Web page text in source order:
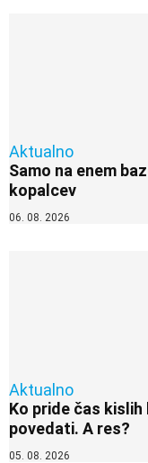
Aktualno
Samo na enem
kopalcev
06. 08. 2026
Aktualno
Ko pride čas
povedati. A res?
05. 08. 2026